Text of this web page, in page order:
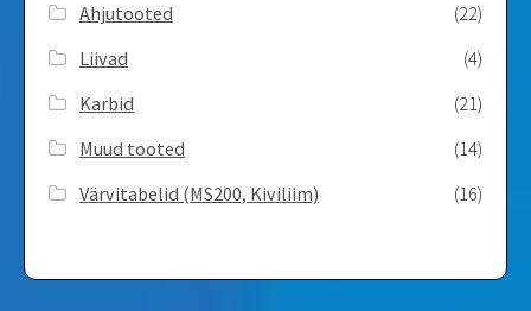
Ahjutooted
(22)
Liivad
(4)
Karbid
(21)
Muud tooted
(14)
Värvitabelid ­(MS200, Kiviliim)
(16)